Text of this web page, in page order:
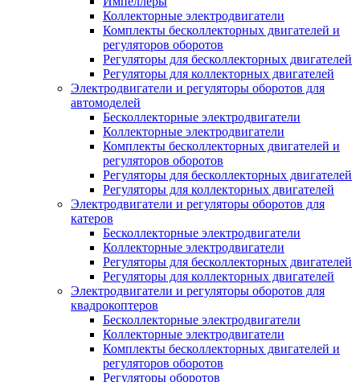
Коллекторные электродвигатели
Комплекты бесколлекторных двигателей и
регуляторов оборотов
Регуляторы для бесколлекторных двигателей
Регуляторы для коллекторных двигателей
Электродвигатели и регуляторы оборотов для
автомоделей
Бесколлекторные электродвигатели
Коллекторные электродвигатели
Комплекты бесколлекторных двигателей и
регуляторов оборотов
Регуляторы для бесколлекторных двигателей
Регуляторы для коллекторных двигателей
Электродвигатели и регуляторы оборотов для
катеров
Бесколлекторные электродвигатели
Коллекторные электродвигатели
Регуляторы для бесколлекторных двигателей
Регуляторы для коллекторных двигателей
Электродвигатели и регуляторы оборотов для
квадрокоптеров
Бесколлекторные электродвигатели
Коллекторные электродвигатели
Комплекты бесколлекторных двигателей и
регуляторов оборотов
Регуляторы оборотов